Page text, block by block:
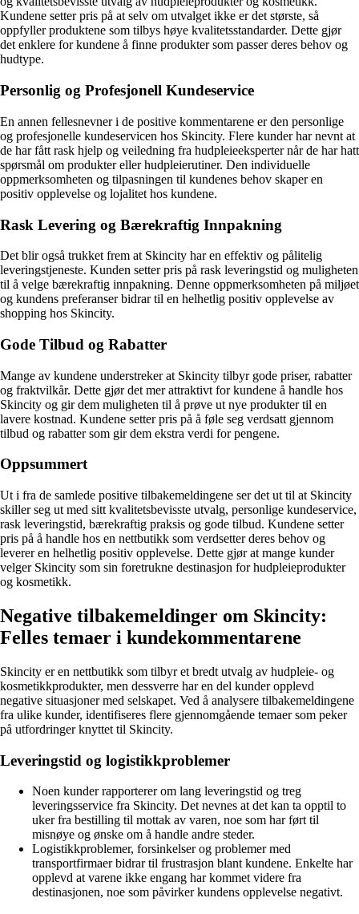
Kundene setter pris på at selv om utvalget ikke er det største, så
oppfyller produktene som tilbys høye kvalitetsstandarder. Dette gjør
det enklere for kundene å finne produkter som passer deres behov og
hudtype.
Personlig og Profesjonell Kundeservice
En annen fellesnevner i de positive kommentarene er den personlige
og profesjonelle kundeservicen hos Skincity. Flere kunder har nevnt at
de har fått rask hjelp og veiledning fra hudpleieeksperter når de har hatt
spørsmål om produkter eller hudpleierutiner. Den individuelle
oppmerksomheten og tilpasningen til kundenes behov skaper en
positiv opplevelse og lojalitet hos kundene.
Rask Levering og Bærekraftig Innpakning
Det blir også trukket frem at Skincity har en effektiv og pålitelig
leveringstjeneste. Kunden setter pris på rask leveringstid og muligheten
til å velge bærekraftig innpakning. Denne oppmerksomheten på miljøet
og kundens preferanser bidrar til en helhetlig positiv opplevelse av
shopping hos Skincity.
Gode Tilbud og Rabatter
Mange av kundene understreker at Skincity tilbyr gode priser, rabatter
og fraktvilkår. Dette gjør det mer attraktivt for kundene å handle hos
Skincity og gir dem muligheten til å prøve ut nye produkter til en
lavere kostnad. Kundene setter pris på å føle seg verdsatt gjennom
tilbud og rabatter som gir dem ekstra verdi for pengene.
Oppsummert
Ut i fra de samlede positive tilbakemeldingene ser det ut til at Skincity
skiller seg ut med sitt kvalitetsbevisste utvalg, personlige kundeservice,
rask leveringstid, bærekraftig praksis og gode tilbud. Kundene setter
pris på å handle hos en nettbutikk som verdsetter deres behov og
leverer en helhetlig positiv opplevelse. Dette gjør at mange kunder
velger Skincity som sin foretrukne destinasjon for hudpleieprodukter
og kosmetikk.
Negative tilbakemeldinger om Skincity:
Felles temaer i kundekommentarene
Skincity er en nettbutikk som tilbyr et bredt utvalg av hudpleie- og
kosmetikkprodukter, men dessverre har en del kunder opplevd
negative situasjoner med selskapet. Ved å analysere tilbakemeldingene
fra ulike kunder, identifiseres flere gjennomgående temaer som peker
på utfordringer knyttet til Skincity.
Leveringstid og logistikkproblemer
Noen kunder rapporterer om lang leveringstid og treg
leveringsservice fra Skincity. Det nevnes at det kan ta opptil to
uker fra bestilling til mottak av varen, noe som har ført til
misnøye og ønske om å handle andre steder.
Logistikkproblemer, forsinkelser og problemer med
transportfirmaer bidrar til frustrasjon blant kundene. Enkelte har
opplevd at varene ikke engang har kommet videre fra
destinasjonen, noe som påvirker kundens opplevelse negativt.